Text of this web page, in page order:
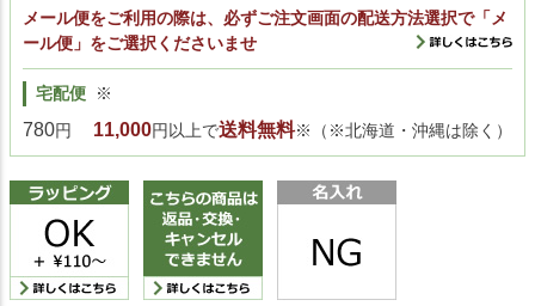
メール便をご利用の際は、必ずご注文画面の配送方法選択で「メ
ール便」をご選択くださいませ
宅配便
780円
※
11,000円以上で送料無料※（※北海道・沖縄は除く）